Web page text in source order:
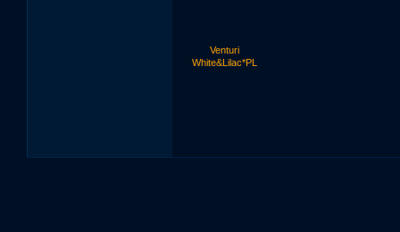
Venturi
White&Lilac*PL